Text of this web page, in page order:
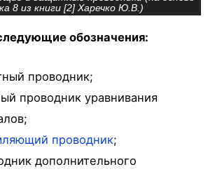
8 из книги [2] Харечко Ю.В.)
обозначения:
проводник;
проводник уравнивания
проводник;
дополнительного